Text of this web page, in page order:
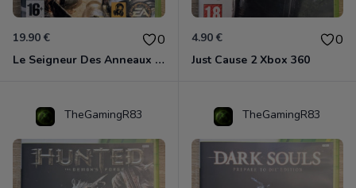
19.90 € 0
Le Seigneur Des Anneaux - L'âge Des Conquêtes Xbox 360
4.90 € 0
Just Cause 2 Xbox 360
TheGamingR83 TheGamingR83